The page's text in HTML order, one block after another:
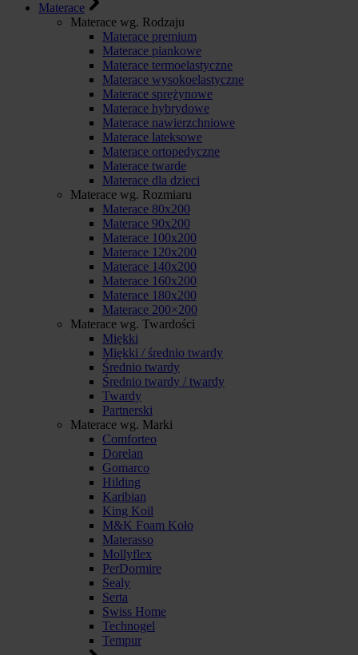
Materace
Materace wg. Rodzaju
Materace premium
Materace piankowe
Materace termoelastyczne
Materace wysokoelastyczne
Materace sprężynowe
Materace hybrydowe
Materace nawierzchniowe
Materace lateksowe
Materace ortopedyczne
Materace twarde
Materace dla dzieci
Materace wg. Rozmiaru
Materace 80x200
Materace 90x200
Materace 100x200
Materace 120x200
Materace 140x200
Materace 160x200
Materace 180x200
Materace 200×200
Materace wg. Twardości
Miękki
Miękki / średnio twardy
Średnio twardy
Średnio twardy / twardy
Twardy
Partnerski
Materace wg. Marki
Comforteo
Dorelan
Gomarco
Hilding
Karibian
King Koil
M&K Foam Koło
Materasso
Mollyflex
PerDormire
Sealy
Serta
Swiss Home
Technogel
Tempur